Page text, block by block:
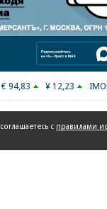
€ 94,83 ¥ 12,23
с правилами